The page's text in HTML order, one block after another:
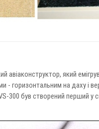
авіаконструктор, який
горизонтальним на даху і
300 був створений перший у